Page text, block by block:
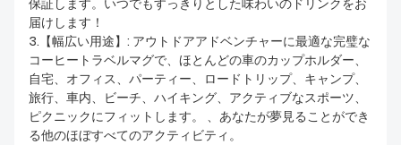
保証します。いつでもすっきりとした味わいのドリンクをお
届けします！
3.【幅広い用途】: アウトドアアドベンチャーに最適な完璧な
コーヒートラベルマグで、ほとんどの車のカップホルダー、
自宅、オフィス、パーティー、ロードトリップ、キャンプ、
旅行、車内、ビーチ、ハイキング、アクティブなスポーツ、
ピクニックにフィットします。 、あなたが夢見ることができ
る他のほぼすべてのアクティビティ。